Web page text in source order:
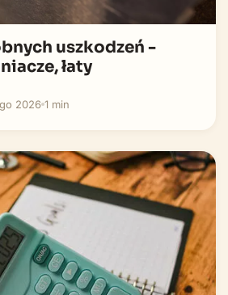
uszkodzeń -
łaty
2026 1 min